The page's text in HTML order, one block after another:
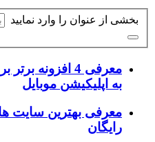
بخشی از عنوان را وارد نمایید
معرفی 4
به اپلیکیشن موبایل
معرفی بهترین سایت
رایگان